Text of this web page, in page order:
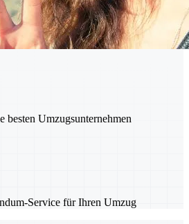
besten Umzugsunternehmen
Service für Ihren Umzug